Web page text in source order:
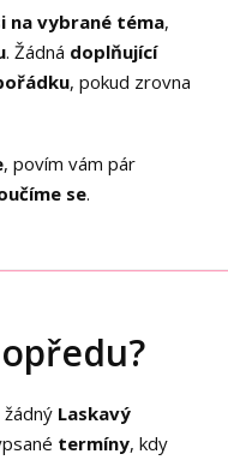
na vybrané téma,
. Žádná doplňující
, pokud zrovna
, povím vám pár
se.
žádný Laskavý
termíny, kdy